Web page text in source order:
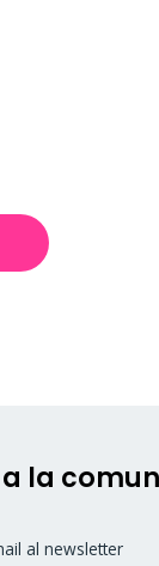
la
al newsletter